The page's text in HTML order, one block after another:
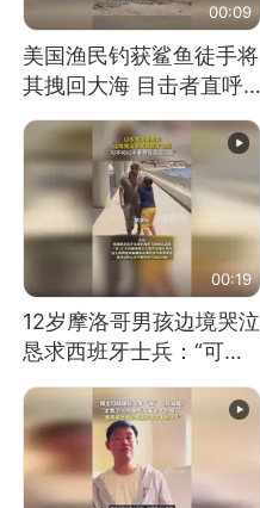
00:09
美国渔民钓获鲨鱼徒手将
其拽回大海 目击者直呼
震惊 （视频来源：参考
消息）
00:19
12岁摩洛哥男孩边境哭泣
恳求西班牙士兵：“可不
可以不要把我遣返回国”